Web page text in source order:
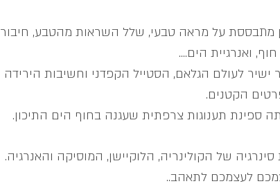
מתבססת על מראה טבעי, שלל השראות מהטבע, חיבור
ואנרגיית הים....
לעולם הגלאם, הסטייל הקפדני וחשיבות הירידה
הקטנים.
ספינת תענוגות צרפתית שעגנה בחוף הים התיכון.
של הקולינריה, הלוקיישן, המוסיקה והאנרגיה.
לעצמכם לתאהב..